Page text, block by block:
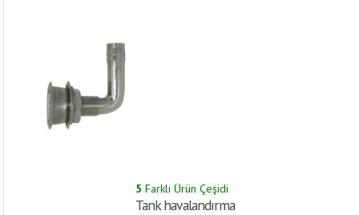
5 Farklı Ürün Çeşidi
Tank havalandırma